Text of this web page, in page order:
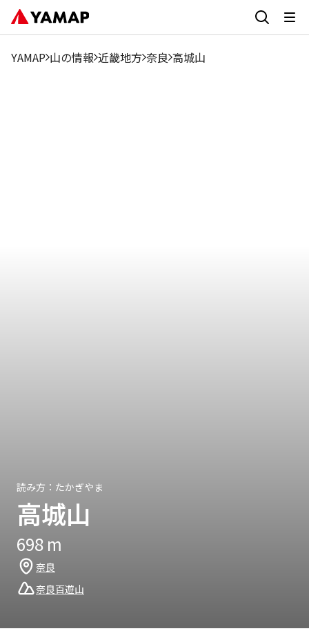
YAMAP 山の情報 近畿地方 奈良 高城山
読み方： たかぎやま
高城山
698 m
奈良
奈良百遊山
1月 2月 3月 8月 9月